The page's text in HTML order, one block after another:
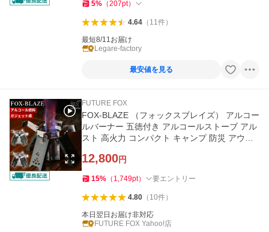
5% （207pt）
4.64（ 11件）
最短8/11お届け
Legare-factory
最安値を見る
FUTURE FOX
FOX-BLAZE （フォックスブレイズ） アルコー
ルバーナー 五徳付き アルコールストーブ アル
スト 高火力 コンパクト キャンプ 防災 アウト
12,800円
15% （ 1,749pt） 要エントリー
4.80（ 10件）
本日翌日お届け非対応
FUTURE FOX Yahoo!店